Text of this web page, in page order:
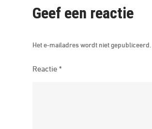
Geef een reactie
Het e-mailadres wordt niet gepubliceerd.
Reactie*